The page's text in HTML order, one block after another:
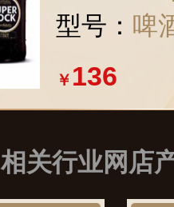
型号： 啤
￥ 136
相关行业网店